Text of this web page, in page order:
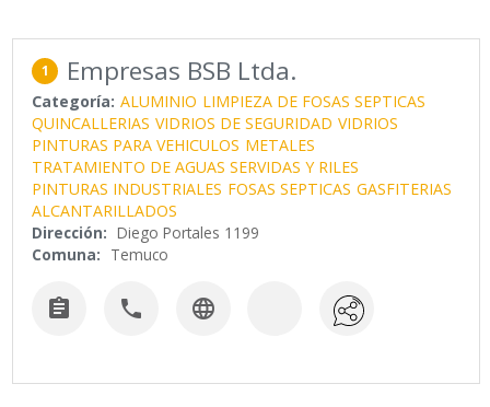
1 Empresas BSB Ltda.
Categoría: ALUMINIO LIMPIEZA DE FOSAS SEPTICAS
QUINCALLERIAS VIDRIOS DE SEGURIDAD VIDRIOS
PINTURAS PARA VEHICULOS METALES
TRATAMIENTO DE AGUAS SERVIDAS Y RILES
PINTURAS INDUSTRIALES FOSAS SEPTICAS GASFITERIAS
ALCANTARILLADOS
Dirección: Diego Portales 1199
Comuna: Temuco
  